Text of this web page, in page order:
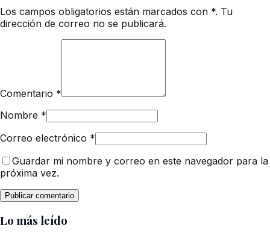
Los campos obligatorios están marcados con *. Tu
dirección de correo no se publicará.
Comentario *
Nombre *
Correo electrónico *
Guardar mi nombre y correo en este navegador para la
próxima vez.
Lo más leído